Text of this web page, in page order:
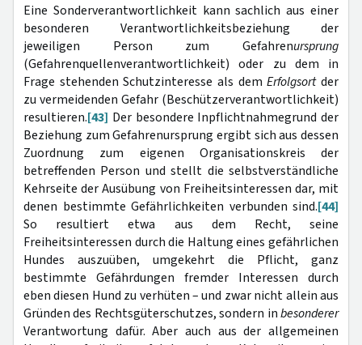
Eine Sonderverantwortlichkeit kann sachlich aus einer
besonderen Verantwortlichkeitsbeziehung der
jeweiligen Person zum Gefahrenursprung
(Gefahrenquellenverantwortlichkeit) oder zu dem in
Frage stehenden Schutzinteresse als demErfolgsortder
zu vermeidenden Gefahr (Beschützerverantwortlichkeit)
resultieren.[43] Der besondere Inpflichtnahmegrund der
Beziehung zum Gefahrenursprung ergibt sich aus dessen
Zuordnung zum eigenen Organisationskreis der
betreffenden Person und stellt die selbstverständliche
Kehrseite der Ausübung von Freiheitsinteressen dar, mit
denen bestimmte Gefährlichkeiten verbunden sind.[44]
So resultiert etwa aus dem Recht, seine
Freiheitsinteressen durch die Haltung eines gefährlichen
Hundes auszuüben, umgekehrt die Pflicht, ganz
bestimmte Gefährdungen fremder Interessen durch
eben diesen Hund zu verhüten – und zwar nicht allein aus
Gründen des Rechtsgüterschutzes, sondern inbesonderer
Verantwortung dafür. Aber auch aus der allgemeinen